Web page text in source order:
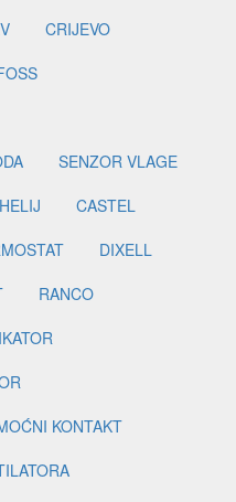
CRIJEVO
SENZOR VLAGE
HELIJ
CASTEL
DIXELL
RANCO
KONTAKT